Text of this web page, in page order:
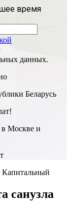
время
данных.
Беларусь
Москве и
Капитальный
санузла